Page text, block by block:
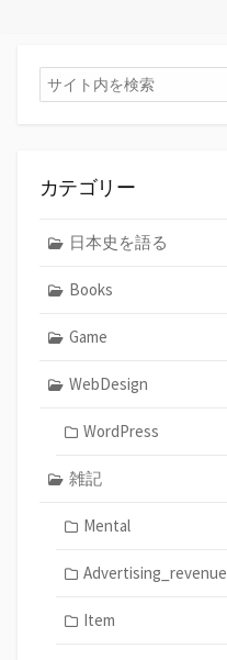
検
索
カテゴリー
日本史を語る
Books
Game
WebDesign
WordPress
雑記
Mental
Advertising_revenue
Item